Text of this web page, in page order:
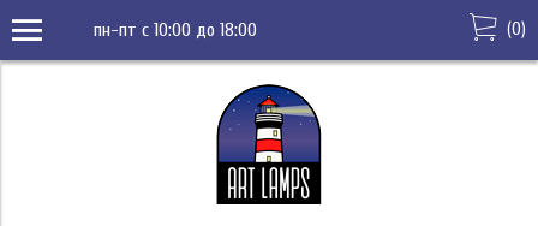
пн-пт с 10:00 до 18:00 (0)